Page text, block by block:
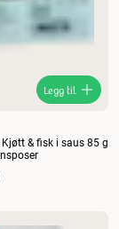
Legg til
& fisk i saus 85 g